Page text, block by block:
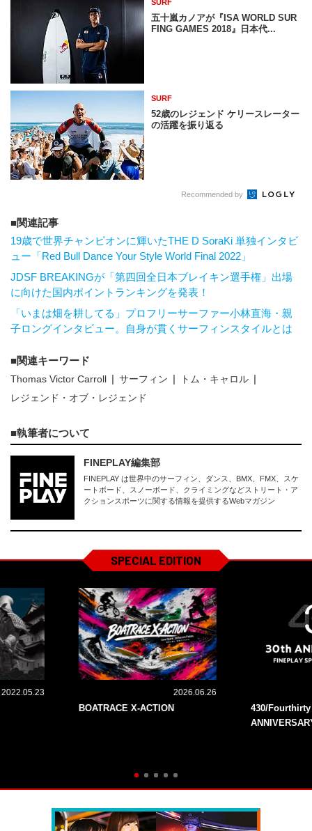
SURF
五十嵐カノアが『ISA WORLD SUR
FING GAMES 2018』日本代...
SURF
52歳のレジェンド ケリースレーター
の活躍を振り返る
Recommended by
関連記事
19歳で世界チャンピオンに輝いたTHE D SoraKi 単独インタビ
ュー「Red Bull Dance Your Style World Final 2022」
JDSF BREAKINGが「第四回全日本ブレイキン選手権」出場
に向けた国内ポイントランキングを発表！
「いまは畑を耕してる」プロフリーサーファー小林直海・親
子ロングインタビュー。自身が貫くサーフィンスタイルとは
関連キーワード
Thomas Victor Carroll サーフィン
トム・キャロル
レジェンド・オブ・レジェンド
執筆者について
FINEPLAY編集部
FINEPLAY は世界中のサーフィン、ダンス、BMX、FMX、スケ
ートボード、スノーボード、クライミングなどストリート・ア
クションスポーツに関する情報を提供するWebマガジン
SPECIAL EDITION
2022.05.23 2026.06.26
BOATRACE X-ACTION
430/